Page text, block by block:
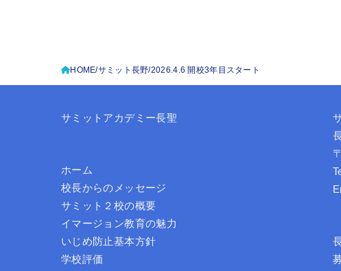
HOME サミット長野 2026.4.6 開校3年目スタート
サミットアカデミー長聖
ホーム
校長からのメッセージ
サミット２校の概要
イマージョン教育の魅力
いじめ防止基本方針
学校評価